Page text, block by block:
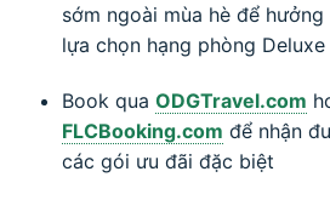
sớm ngoài mùa hè để
lựa chọn hạng phòng Deluxe
Book qua ODGTravel.com
FLCBooking.com để nhận
các gói ưu đãi đặc biệt